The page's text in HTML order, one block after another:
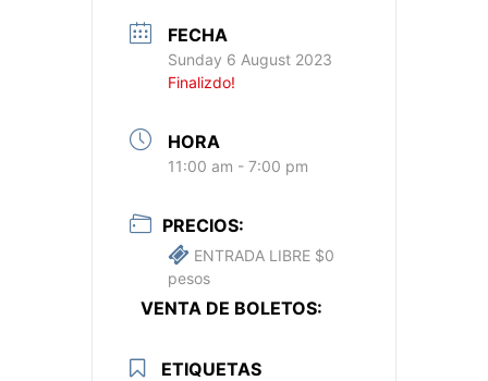
FECHA
Sunday 6 August 2023
Finalizdo!
HORA
11:00 am - 7:00 pm
PRECIOS:
ENTRADA LIBRE $0
pesos
VENTA DE BOLETOS:
ETIQUETAS